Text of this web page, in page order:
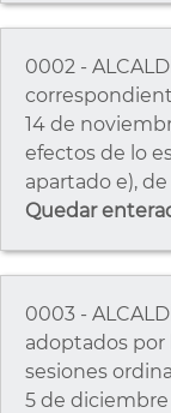
0002 -
14 de
efectos de lo
apartado e), de
Quedar
0003 -
adoptados por
sesiones
5 de